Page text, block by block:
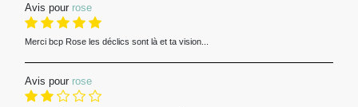
Avis pour rose
Merci bcp Rose les déclics sont là et ta vision...
Avis pour rose